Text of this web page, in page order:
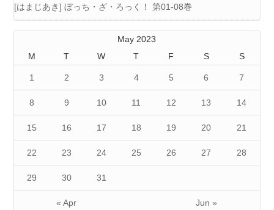
[はまじあき] ぼっち・ざ・ろっく！ 第01-08巻
May 2023
M
T W T F S S
« Apr Jun »
1 2 3 4 5 6 7
8 9 10 11 12 13 14
15 16 17 18 19 20 21
22 23 24 25 26 27 28
29 30 31